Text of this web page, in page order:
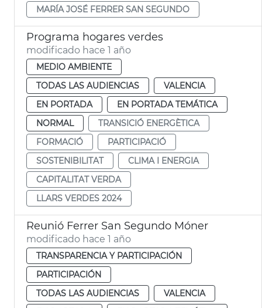
MARÍA JOSÉ FERRER SAN SEGUNDO
Programa hogares verdes
modificado hace 1 año
MEDIO AMBIENTE
TODAS LAS AUDIENCIAS
VALENCIA
EN PORTADA
EN PORTADA TEMÁTICA
NORMAL
TRANSICIÓ ENERGÈTICA
FORMACIÓ
PARTICIPACIÓ
SOSTENIBILITAT
CLIMA I ENERGIA
CAPITALITAT VERDA
LLARS VERDES 2024
Reunió Ferrer San Segundo Móner
modificado hace 1 año
TRANSPARENCIA Y PARTICIPACIÓN
PARTICIPACIÓN
TODAS LAS AUDIENCIAS
VALENCIA